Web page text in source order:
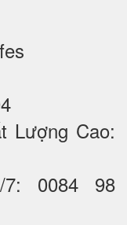
Lượng Cao:
7: 0084 98